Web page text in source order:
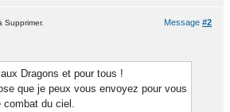
Message #2
Supprimer.
Dragons et pour tous !
que je peux vous envoyez pour vous
combat du ciel.